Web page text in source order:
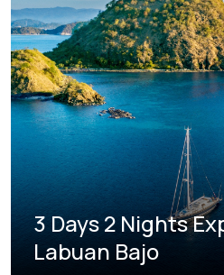
3 Days 2 Nights
Labuan Bajo